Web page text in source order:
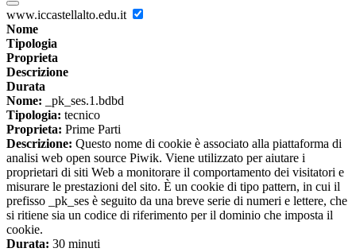
www.iccastellalto.edu.it
Nome
Tipologia
Proprieta
Descrizione
Durata
Nome: _pk_ses.1.bdbd
Tipologia: tecnico
Proprieta: Prime Parti
Descrizione: Questo nome di cookie è associato alla piattaforma di
analisi web open source Piwik. Viene utilizzato per aiutare i
proprietari di siti Web a monitorare il comportamento dei visitatori e
misurare le prestazioni del sito. È un cookie di tipo pattern, in cui il
prefisso _pk_ses è seguito da una breve serie di numeri e lettere, che
si ritiene sia un codice di riferimento per il dominio che imposta il
cookie.
Durata: 30 minuti